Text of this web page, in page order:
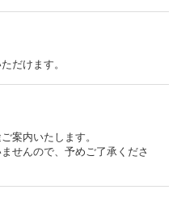
だけます。
案内いたします。
せんので、予めご了承くださ